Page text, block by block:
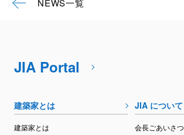
NEWS一覧
JIA Portal
建築家とは
建築家とは
JIA について
会長ごあいさつ